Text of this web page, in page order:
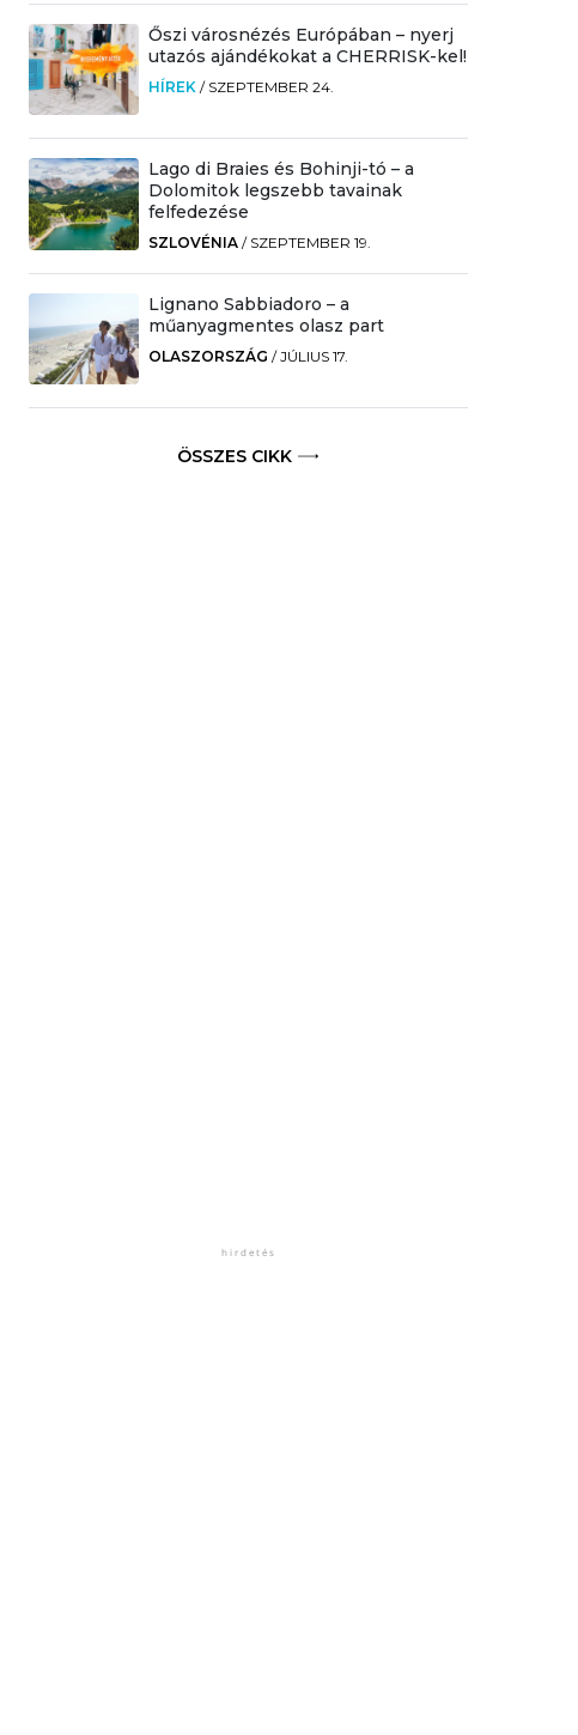
Őszi városnézés Európában – nyerj
utazós ajándékokat a CHERRISK-kel!
HÍREK / SZEPTEMBER 24.
Lago di Braies és Bohinji-tó – a
Dolomitok legszebb tavainak
felfedezése
SZLOVÉNIA / SZEPTEMBER 19.
Lignano Sabbiadoro – a
műanyagmentes olasz part
OLASZORSZÁG /JÚLIUS 17.
ÖSSZES CIKK